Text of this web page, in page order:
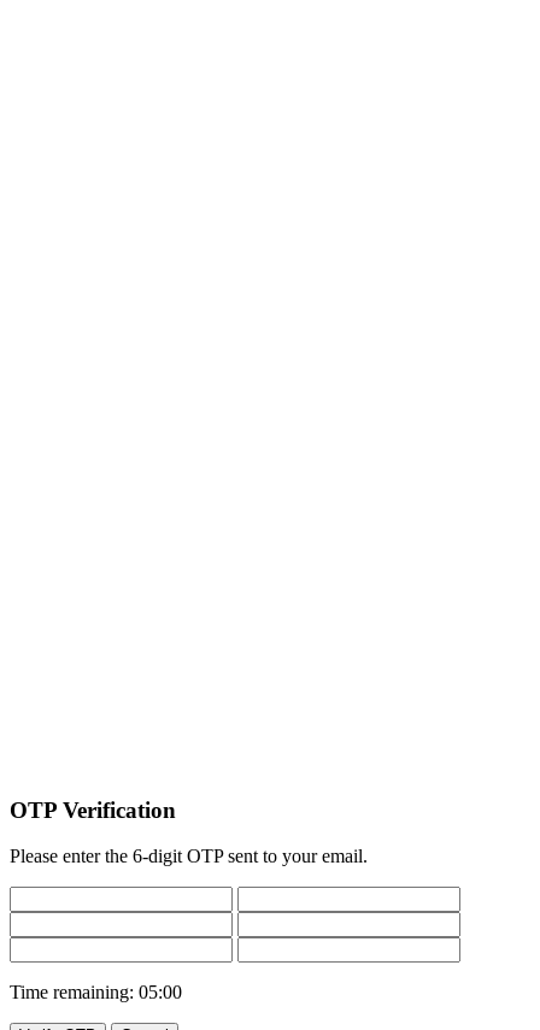
OTP Verification
Please enter the 6-digit OTP sent to your email.
Time remaining: 05:00